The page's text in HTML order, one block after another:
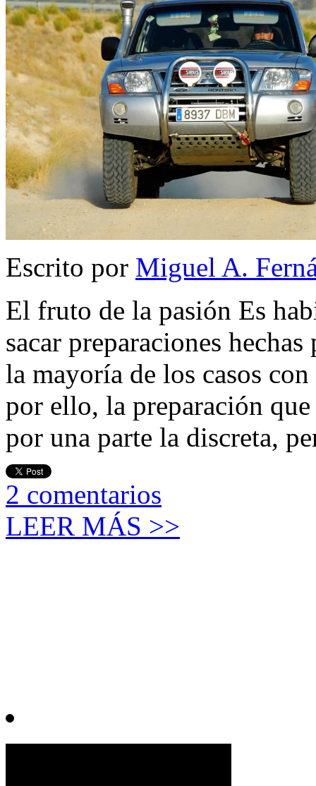
Escrito por Miguel A.
El fruto de la pasión Es
sacar preparaciones
la mayoría de los casos
por ello, la preparación
por una parte la discreta,
2 comentarios
LEER MÁS >>